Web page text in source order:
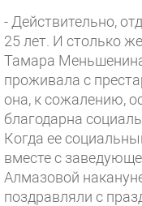
- Действительно,
25 лет. И столько
Тамара
проживала с
она, к сожалению,
благодарна
Когда ее
вместе с
Алмазовой
поздравляли с